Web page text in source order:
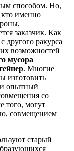
способом. Но,
кто именно
заказчик. Как
другого ракурса
возможностей
мусора
. Многие
изготовить
опытный
со
того, могут
совмещением
старый